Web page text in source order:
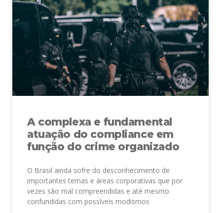
A complexa e fundamental
atuação do compliance em
função do crime organizado
O Brasil ainda sofre do desconhecimento de
importantes temas e áreas corporativas que por
vezes são mal compreendidas e até mesmo
confundidas com possíveis modismos